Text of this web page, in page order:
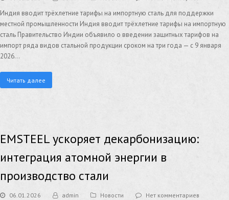
Индия вводит трёхлетние тарифы на импортную сталь для поддержки
местной промышленности Индия вводит трёхлетние тарифы на импортную
сталь Правительство Индии объявило о введении защитных тарифов на
импорт ряда видов стальной продукции сроком на три года — с 9 января
2026…
Читать далее
EMSTEEL ускоряет декарбонизацию:
интеграция атомной энергии в
производство стали
06.01.2026 admin Новости Нет комментариев